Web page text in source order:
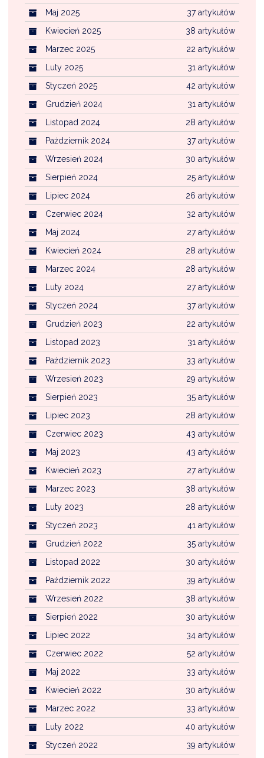
37 artykułów
Maj 2025
38 artykułów
Kwiecień 2025
22 artykułów
Marzec 2025
31 artykułów
Luty 2025
42 artykułów
Styczeń 2025
31 artykułów
Grudzień 2024
28 artykułów
Listopad 2024
37 artykułów
Październik 2024
30 artykułów
Wrzesień 2024
25 artykułów
Sierpień 2024
26 artykułów
Lipiec 2024
32 artykułów
Czerwiec 2024
27 artykułów
Maj 2024
28 artykułów
Kwiecień 2024
28 artykułów
Marzec 2024
27 artykułów
Luty 2024
37 artykułów
Styczeń 2024
22 artykułów
Grudzień 2023
31 artykułów
Listopad 2023
33 artykułów
Październik 2023
29 artykułów
Wrzesień 2023
35 artykułów
Sierpień 2023
28 artykułów
Lipiec 2023
43 artykułów
Czerwiec 2023
43 artykułów
Maj 2023
27 artykułów
Kwiecień 2023
38 artykułów
Marzec 2023
28 artykułów
Luty 2023
41 artykułów
Styczeń 2023
35 artykułów
Grudzień 2022
30 artykułów
Listopad 2022
39 artykułów
Październik 2022
38 artykułów
Wrzesień 2022
30 artykułów
Sierpień 2022
34 artykułów
Lipiec 2022
52 artykułów
Czerwiec 2022
33 artykułów
Maj 2022
30 artykułów
Kwiecień 2022
33 artykułów
Marzec 2022
40 artykułów
Luty 2022
39 artykułów
Styczeń 2022